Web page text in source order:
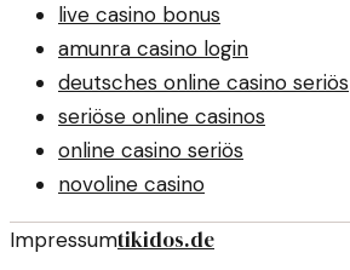
live casino bonus
amunra casino login
deutsches online casino seriös
seriöse online casinos
online casino seriös
novoline casino
Impressumtikidos.de